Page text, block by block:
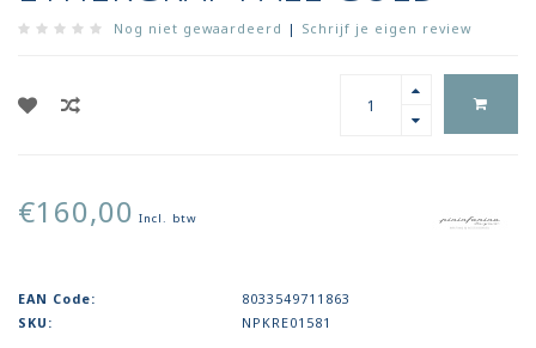
Nog niet gewaardeerd | Schrijf je eigen review
€160,00 Incl. btw
EAN Code:
8033549711863
SKU:
NPKRE01581